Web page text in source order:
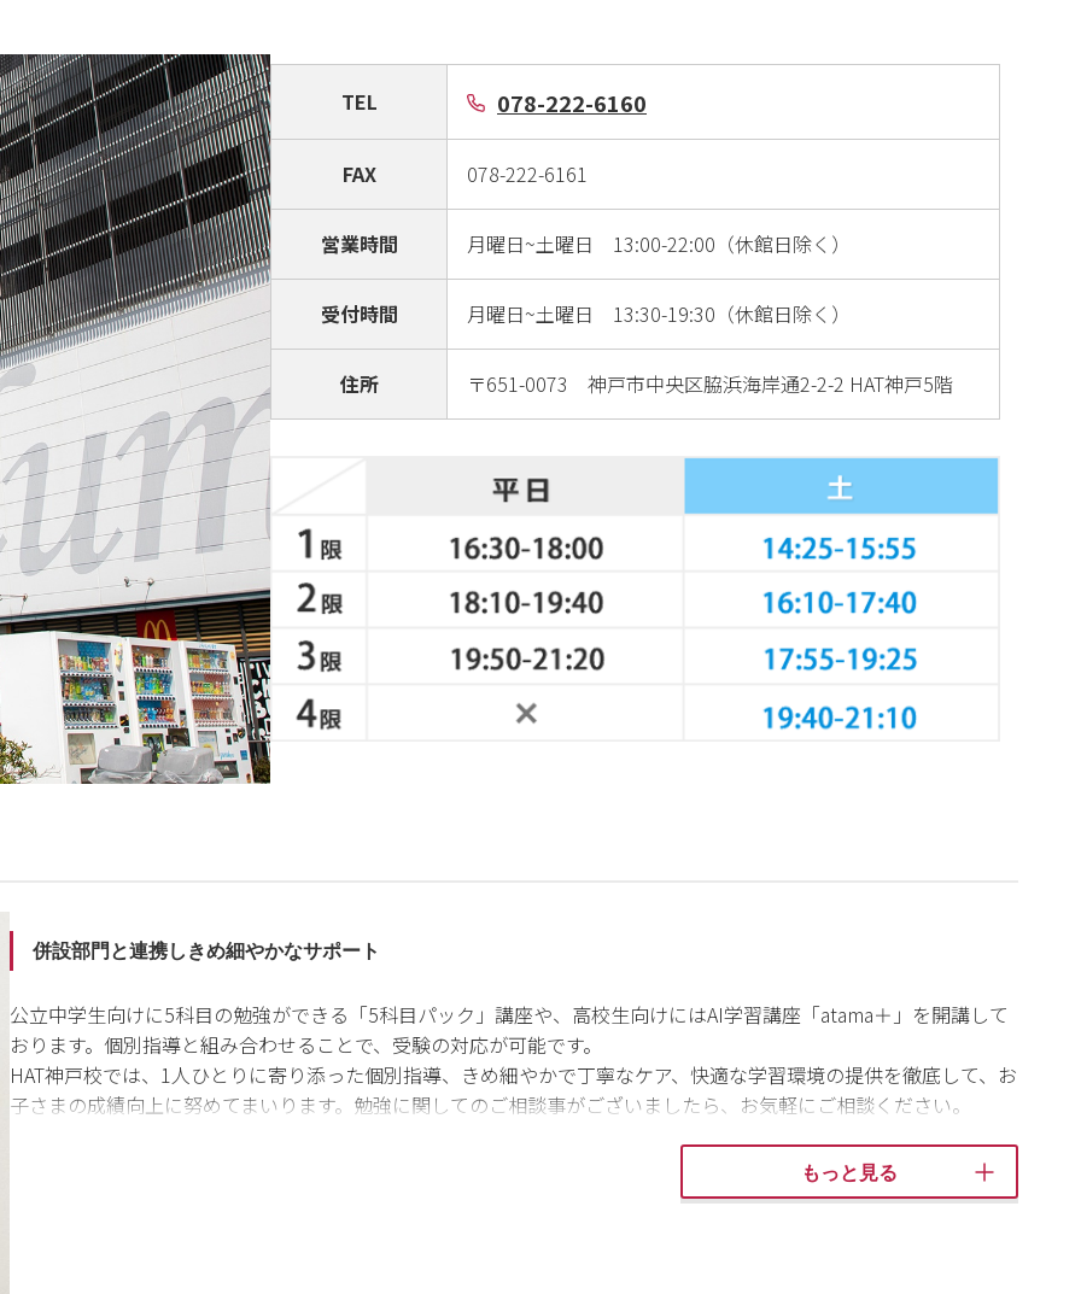
TEL 078-222-6160
FAX 078-222-6161
営業時間 月曜日~土曜日 13:00-22:00（休館日除く）
受付時間 月曜日~土曜日 13:30-19:30（休館日除く）
住所 〒651-0073 神戸市中央区脇浜海岸通2-2-2 HAT神戸5階
併設部門と連携しきめ細やかなサポート
公立中学生向けに5科目の勉強ができる「5科目パック」講座や、高校生向けにはAI学習講座「atama＋」を開講して
おります。個別指導と組み合わせることで、受験の対応が可能です。
HAT神戸校では、1人ひとりに寄り添った個別指導、きめ細やかで丁寧なケア、快適な学習環境の提供を徹底して、お
子さまの成績向上に努めてまいります。勉強に関してのご相談事がございましたら、お気軽にご相談ください。
もっと見る